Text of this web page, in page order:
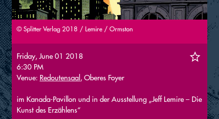
© Splitter Verlag 2018 / Lemire / Ormston
Friday, June 01 2018
6:30 PM
Venue: Redoutensaal , Oberes Foyer
im Kanada-Pavillon und in der Ausstellung „Jeff Lemire – Die
Kunst des Erzählens“